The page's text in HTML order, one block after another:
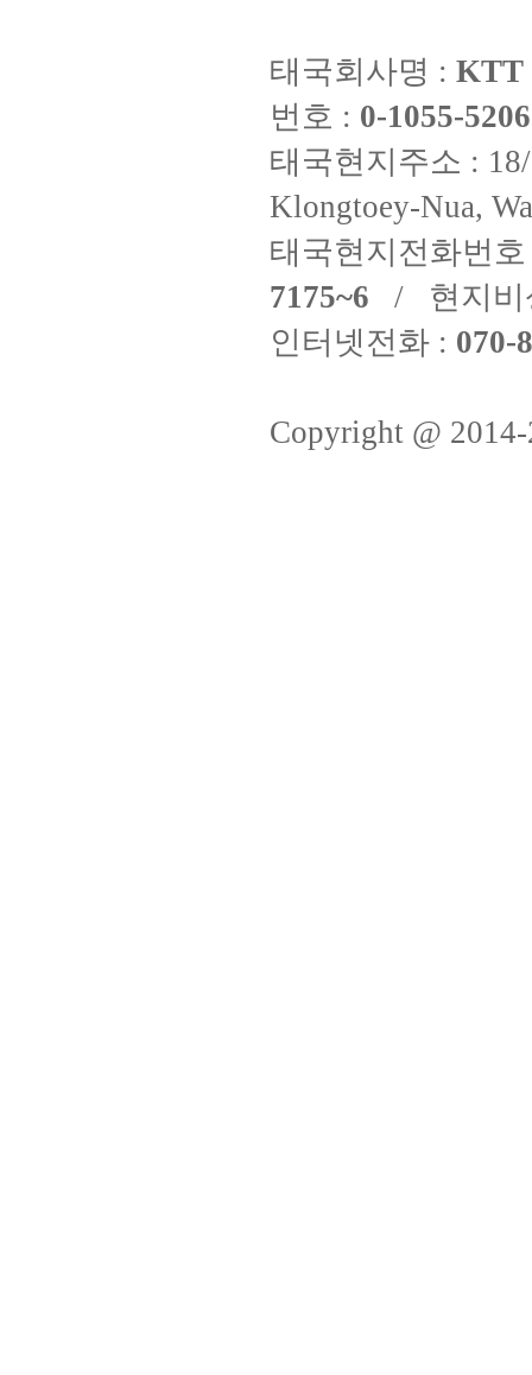
태국회사명 : KTT
번호 : 0-1055-
태국현지주소 :
Klongtoey-Nua,
태국현지전화번
7175~6 / 현지비
인터넷전화 : 070-
Copyright @